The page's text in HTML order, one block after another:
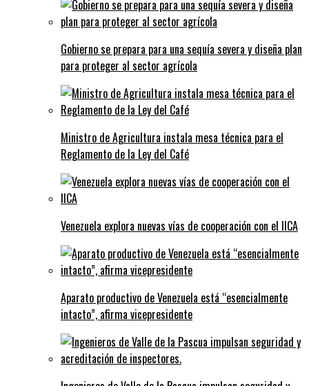
Gobierno se prepara para una sequía severa y diseña plan
para proteger al sector agrícola
Ministro de Agricultura instala mesa técnica para el
Reglamento de la Ley del Café
Venezuela explora nuevas vías de cooperación con el IICA
Aparato productivo de Venezuela está “esencialmente
intacto”, afirma vicepresidente